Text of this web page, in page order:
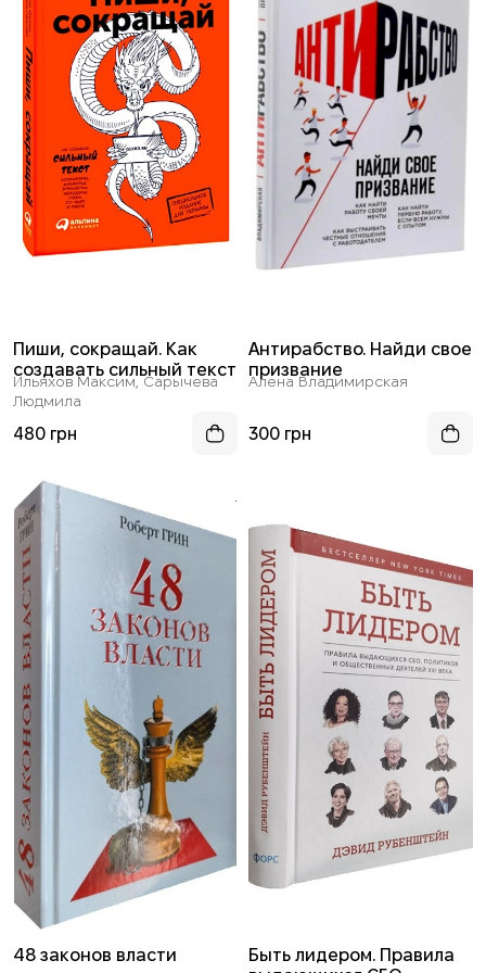
Пиши, сокращай. Как
создавать сильный текст
Ильяхов Максим, Сарычева
Людмила
480 грн
Антирабство. Найди свое
призвание
Алена Владимирская
300 грн
48 законов власти
Быть лидером. Правила